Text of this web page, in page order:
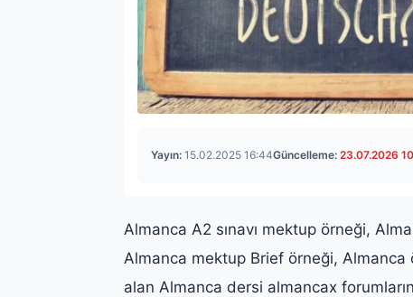
Yayın: 15.02.2025 16:44Güncelleme: 23.07.2026
Almanca A2 sınavı mektup örneği,
Almanca mektup Brief örneği,
alan Almanca dersi almancax